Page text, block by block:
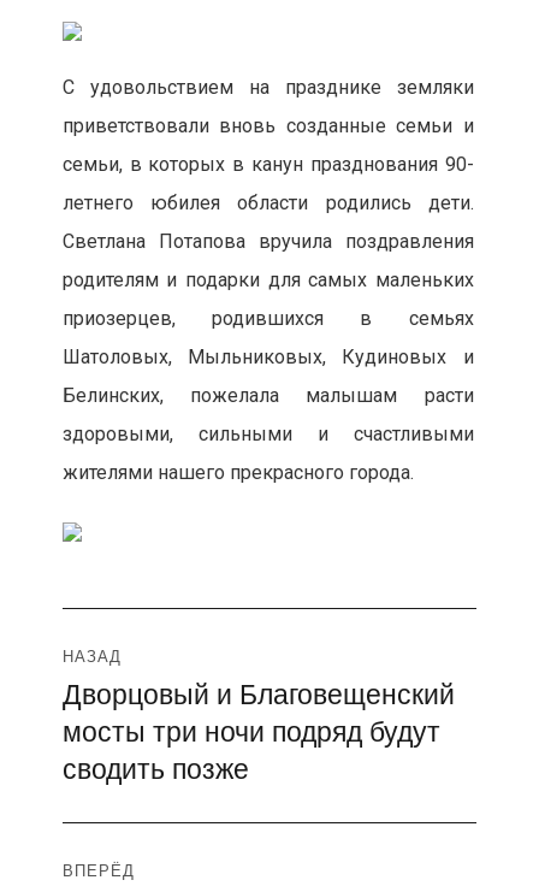
С удовольствием на празднике земляки
приветствовали вновь созданные семьи и
семьи, в которых в канун празднования 90-
летнего юбилея области родились дети.
Светлана Потапова вручила поздравления
родителям и подарки для самых маленьких
приозерцев, родившихся в семьях
Шатоловых, Мыльниковых, Кудиновых и
Белинских, пожелала малышам расти
здоровыми, сильными и счастливыми
жителями нашего прекрасного города.
Навигация
по
записям
НАЗАД
Предыдущая
запись:
Дворцовый и Благовещенский
мосты три ночи подряд будут
сводить позже
ВПЕРЁД